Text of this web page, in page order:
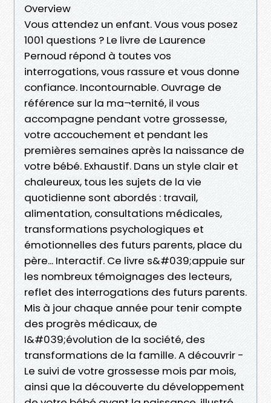
Overview
Vous attendez un enfant. Vous vous posez
1001 questions ? Le livre de Laurence
Pernoud répond à toutes vos
interrogations, vous rassure et vous donne
confiance. Incontournable. Ouvrage de
référence sur la ma¬ternité, il vous
accompagne pendant votre grossesse,
votre accouchement et pendant les
premières semaines après la naissance de
votre bébé. Exhaustif. Dans un style clair et
chaleureux, tous les sujets de la vie
quotidienne sont abordés : travail,
alimentation, consultations médicales,
transformations psychologiques et
émotionnelles des futurs parents, place du
père... Interactif. Ce livre s&#039;appuie sur
les nombreux témoignages des lecteurs,
reflet des interrogations des futurs parents.
Mis à jour chaque année pour tenir compte
des progrès médicaux, de
l&#039;évolution de la société, des
transformations de la famille. A découvrir -
Le suivi de votre grossesse mois par mois,
ainsi que la découverte du développement